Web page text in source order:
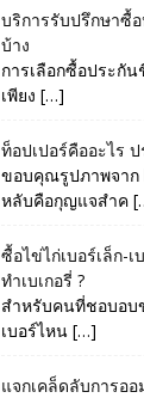
บริการรับปรึกษาซื้
บ้าง
การเลือกซื้อประกั
เพียง […]
ท็อปเปอร์คืออะไร
ขอบคุณรูปภาพจาก
หลับคือกุญแจสำค
ซื้อไข่ไก่เบอร์เล็ก-
ทำเบเกอรี่ ?
สำหรับคนที่ชอบอบ
เบอร์ไหน […]
แจกเคล็ดลับการอ